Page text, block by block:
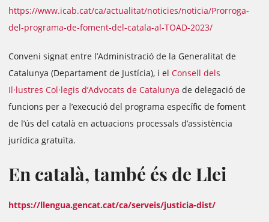
https://www.icab.cat/ca/actualitat/noticies/noticia/Prorroga-
del-programa-de-foment-del-catala-al-TOAD-2023/
Conveni signat entre l’Administració de la Generalitat de
Catalunya (Departament de Justícia), i el Consell dels
Il·lustres Col·legis d’Advocats de Catalunya de delegació de
funcions per a l’execució del programa específic de foment
de l’ús del català en actuacions processals d’assistència
jurídica gratuïta.
En català, també és de Llei
https://llengua.gencat.cat/ca/serveis/justicia-dist/